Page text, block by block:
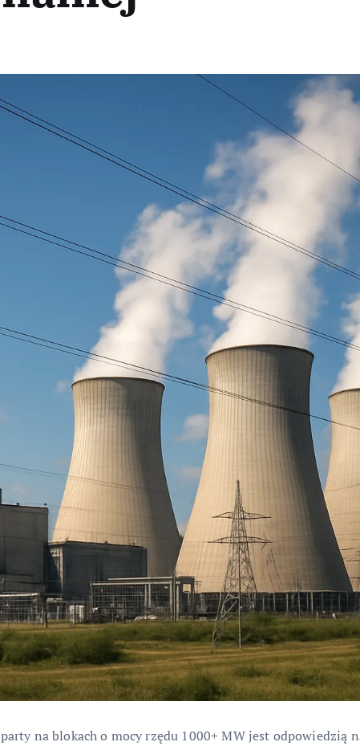
na blokach o mocy rzędu 1000+ MW jest odpowiedzią